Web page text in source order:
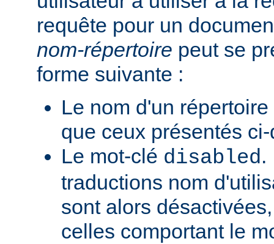
requête pour un
nom-répertoire peut se
forme suivante :
Le nom d'un
que ceux présentés
Le mot-clé disabled.
traductions nom
sont alors
celles comportant le